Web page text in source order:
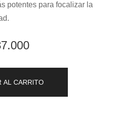
potentes para focalizar la
AL CARRITO